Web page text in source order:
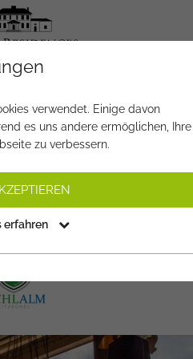
Restaurants &
verwendet. Einige davon
es uns andere ermöglichen, Ihre
zu verbessern.
erfahren